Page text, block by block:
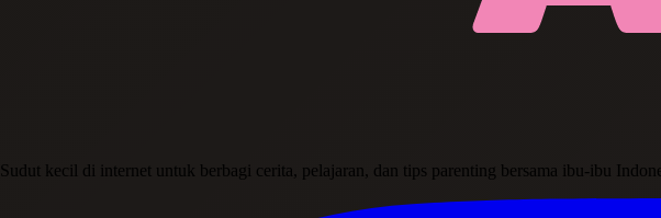
Sudut kecil di internet untuk berbagi cerita, pelajaran, dan tips parenting bersama ibu-ibu